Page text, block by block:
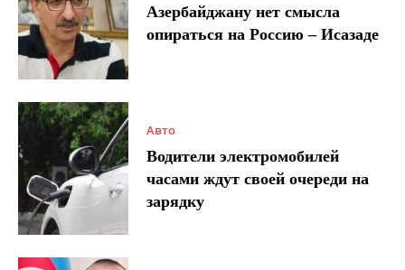
Азербайджану нет смысла
опираться на Россию – Исазаде
Авто
Водители электромобилей
часами ждут своей очереди на
зарядку